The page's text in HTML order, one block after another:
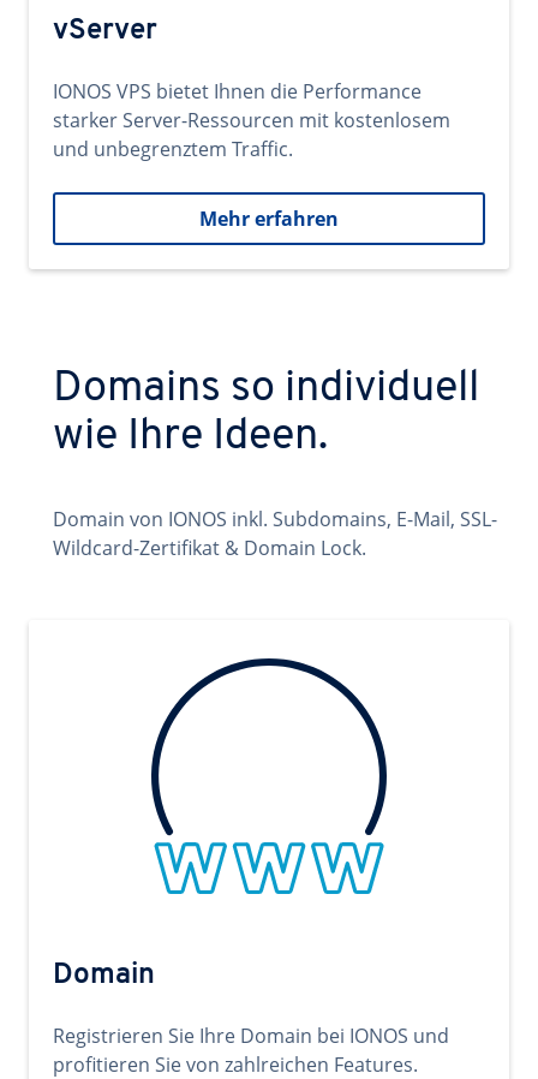
vServer
IONOS VPS bietet Ihnen die Performance
starker Server-Ressourcen mit kostenlosem
und unbegrenztem Traffic.
Mehr erfahren
Domains so individuell
wie Ihre Ideen.
Domain von IONOS inkl. Subdomains, E-Mail, SSL-
Wildcard-Zertifikat & Domain Lock.
Domain
Registrieren Sie Ihre Domain bei IONOS und
profitieren Sie von zahlreichen Features.